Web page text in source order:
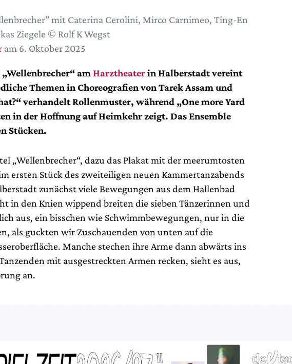
mit Caterina Cerolini, Mirco Carnimeo, Ting-En
Ziegele © Rolf K Wegst
am 6. Oktober 2025
am Harztheaterin Halberstadt vereint
Themen in Choreografien von Tarek Assam und
verhandelt Rollenmuster, während „One more Yard
in der Hoffnung auf Heimkehr zeigt. Das Ensemble
Stücken.
„Wellenbrecher“, dazu das Plakat mit der meerumtosten
ersten Stück des zweiteiligen neuen Kammertanzabends
zunächst viele Bewegungen aus dem Hallenbad
in den Knien wippend breiten die sieben Tänzerinnen und
aus, ein bisschen wie Schwimmbewegungen, nur in die
als guckten wir Zuschauenden von unten auf die
Manche stechen ihre Arme dann abwärts ins
mit ausgestreckten Armen recken, sieht es aus,
an.